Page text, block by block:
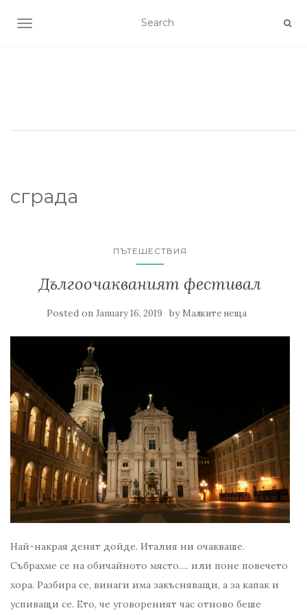
TOGGLE NAVIGATION
сграда
ПЪТЕШЕСТВИЯ
Дългоочакваният фестивал
Posted on January 16, 2019 by Малките неща
Най-накрая денят дойде. Италия ни очакваше.
Събрахме се на обичайното място…. или поне повечето
хора. Разбира се, винаги има закъсняващи, а за капак и
успиващи се. Ето, че уговореният час отново беше